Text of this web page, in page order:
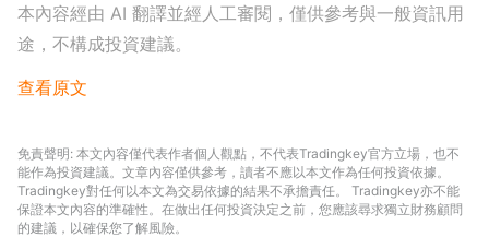
本內容經由 AI 翻譯並經人工審閱，僅供參考與一般資訊用
途，不構成投資建議。
查看原文
免責聲明: 本文內容僅代表作者個人觀點，不代表Tradingkey官方立場，也不
能作為投資建議。文章內容僅供參考，讀者不應以本文作為任何投資依據。
Tradingkey對任何以本文為交易依據的結果不承擔責任。 Tradingkey亦不能
保證本文內容的準確性。在做出任何投資決定之前，您應該尋求獨立財務顧問
的建議，以確保您了解風險。